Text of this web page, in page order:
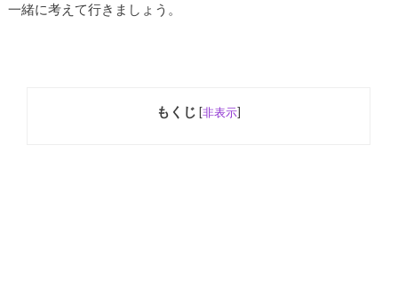
一緒に考えて行きましょう。
もくじ [非表示]